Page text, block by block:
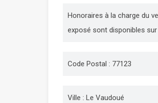
Honoraires à la charge du
exposé sont disponibles
Code Postal : 77123
Ville : Le Vaudoué